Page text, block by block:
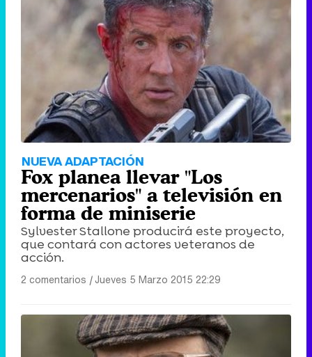
NUEVA ADAPTACIÓN
Fox planea llevar "Los
mercenarios" a televisión en
forma de miniserie
Sylvester Stallone producirá este proyecto,
que contará con actores veteranos de
acción.
2 comentarios |Jueves 5 Marzo 2015 22:29